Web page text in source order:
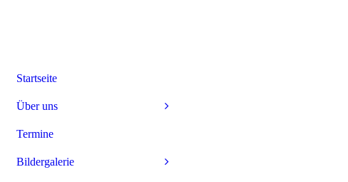
Startseite
Über uns
Termine
Bildergalerie